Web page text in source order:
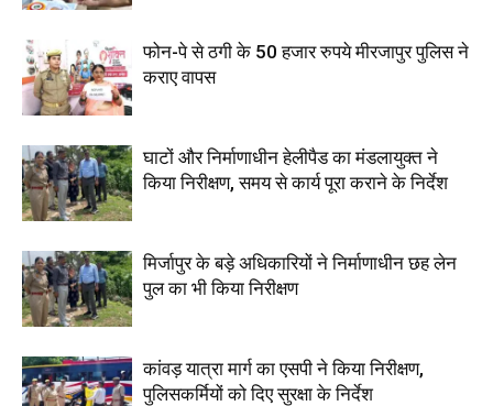
फोन-पे से ठगी के 50 हजार रुपये मीरजापुर पुलिस ने
कराए वापस
घाटों और निर्माणाधीन हेलीपैड का मंडलायुक्त ने
किया निरीक्षण, समय से कार्य पूरा कराने के निर्देश
मिर्जापुर के बड़े अधिकारियों ने निर्माणाधीन छह लेन
पुल का भी किया निरीक्षण
कांवड़ यात्रा मार्ग का एसपी ने किया निरीक्षण,
पुलिसकर्मियों को दिए सुरक्षा के निर्देश